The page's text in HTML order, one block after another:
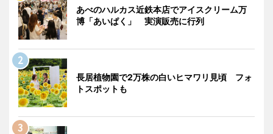
あべのハルカス近鉄本店でアイスクリーム万
博「あいぱく」 実演販売に行列
長居植物園で2万株の白いヒマワリ見頃 フォ
トスポットも